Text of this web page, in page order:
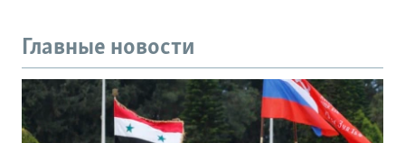
Главные новости